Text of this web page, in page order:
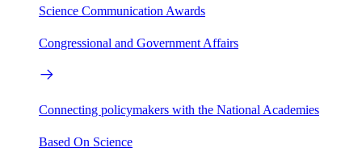
Science Communication Awards
Congressional and Government Affairs
Connecting policymakers with the National Academies
Based On Science